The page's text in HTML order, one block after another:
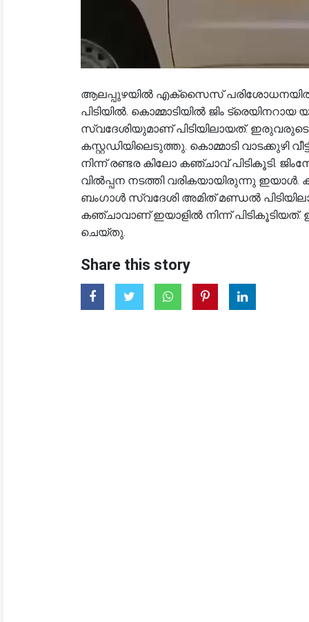
ആലപ്പുഴയിൽ എക്‌സൈസ് പരിശോധനയിൽ
പിടിയിൽ. കൊമ്മാടിയിൽ ജിം
സ്വദേശിയുമാണ് പിടിയിലായത്.
കസ്റ്റഡിയിലെടുത്തു. കൊമ്മാടി വാടക്കുഴി
നിന്ന് രണ്ടര കിലോ കഞ്ചാവ് പിടികൂടി.
വിൽപ്പന നടത്തി വരികയായിരുന്നു ഇയാൾ.
ബംഗാൾ സ്വദേശി അമിത് മണ്ഡൽ
കഞ്ചാവാണ് ഇയാളിൽ നിന്ന്
ചെയ്തു.
Share this story